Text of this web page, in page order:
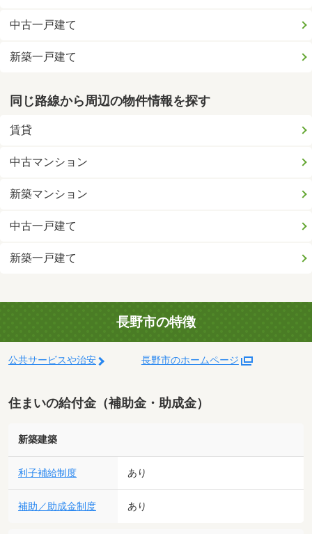
中古一戸建て
新築一戸建て
同じ路線から周辺の物件情報を探す
賃貸
中古マンション
新築マンション
中古一戸建て
新築一戸建て
長野市の特徴
公共サービスや治安 長野市のホームページ
住まいの給付金（補助金・助成金）
新築建築
利子補給制度 あり
補助／助成金制度 あり